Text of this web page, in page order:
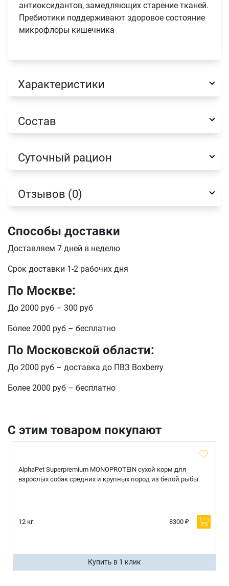
антиоксидантов, замедляющих старение тканей.
Пребиотики поддерживают здоровое состояние
микрофлоры кишечника
Характеристики
Состав
Суточный рацион
Отзывов (0)
Способы доставки
Доставляем 7 дней в неделю
Срок доставки 1-2 рабочих дня
По Москве:
До 2000 руб – 300 руб
Более 2000 руб – бесплатно
По Московской области:
До 2000 руб – доставка до ПВЗ Boxberry
Более 2000 руб – бесплатно
С этим товаром покупают
AlphaPet Superpremium MONOPROTEIN сухой корм для
взрослых собак средних и крупных пород из белой рыбы
12 кг. 8300 ₽
Купить в 1 клик
Оформить заказ
Телефон
E-mail
отправить